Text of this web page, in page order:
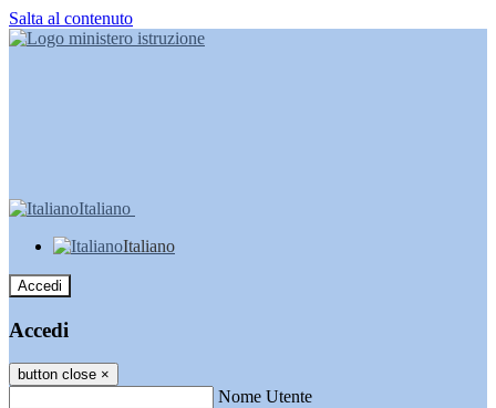
Salta al contenuto
Italiano
Italiano
Accedi
Accedi
button close ×
Nome Utente